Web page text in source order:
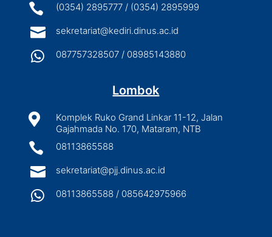
 (0354) 2895777 / (0354) 2895999
 sekretariat@kediri.dinus.ac.id
 087757328507 / 08985143880
Lombok

Komplek Ruko Grand Linkar 11-12, Jalan
Gajahmada No. 170, Mataram, NTB
 08113865588
 sekretariat@pjj.dinus.ac.id
 08113865588 / 085642975966